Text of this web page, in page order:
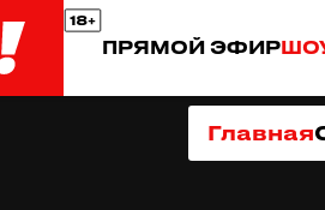
ПРЯМОЙ ЭФИР
Главная